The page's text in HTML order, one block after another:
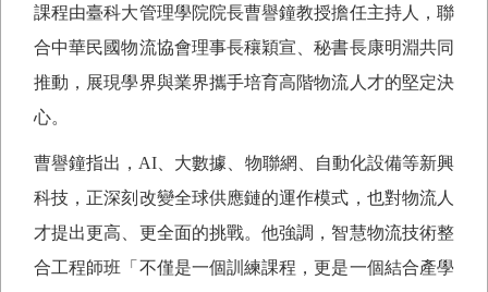
課程由臺科大管理學院院長曹譽鐘教授擔任主持人，聯
合中華民國物流協會理事長穰穎宣、秘書長康明淵共同
推動，展現學界與業界攜手培育高階物流人才的堅定決
心。
曹譽鐘指出， AI 、大數據、物聯網、自動化設備等新興
科技，正深刻改變全球供應鏈的運作模式，也對物流人
才提出更高、更全面的挑戰。他強調，智慧物流技術整
合工程師班「不僅是一個訓練課程，更是一個結合產學